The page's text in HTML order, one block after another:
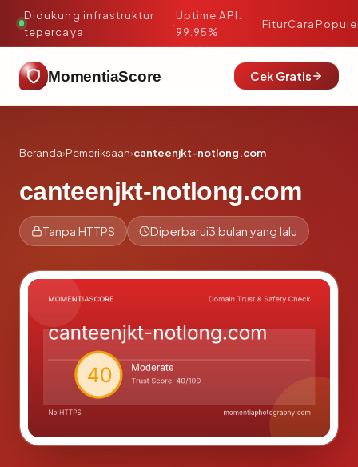
Didukung infrastruktur
tepercaya
·
Uptime API:
99.95%
FiturCara
MomentiaScore Cek Gratis
Beranda›Pemeriksaan›canteenjkt-notlong.com
canteenjkt-notlong.com
Tanpa HTTPS Diperbarui3 bulan yang lalu